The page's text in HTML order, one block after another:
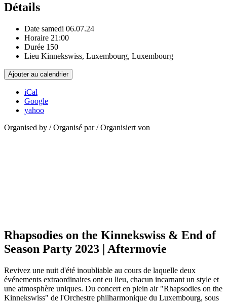
Détails
Date samedi 06.07.24
Horaire 21:00
Durée 150
Lieu Kinnekswiss, Luxembourg, Luxembourg
Ajouter au calendrier
iCal
Google
yahoo
Organised by / Organisé par / Organisiert von
Rhapsodies on the Kinnekswiss & End of
Season Party 2023 | Aftermovie
Revivez une nuit d'été inoubliable au cours de laquelle deux
événements extraordinaires ont eu lieu, chacun incarnant un style et
une atmosphère uniques. Du concert en plein air "Rhapsodies on the
Kinnekswiss" de l'Orchestre philharmonique du Luxembourg, sous